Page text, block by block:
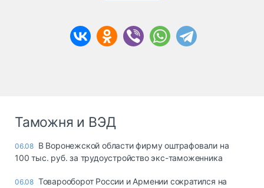
Таможня и ВЭД
06.08 В Воронежской области фирму оштрафовали на
100 тыс. руб. за трудоустройство экс-таможенника
06.08 Товарооборот России и Армении сократился на